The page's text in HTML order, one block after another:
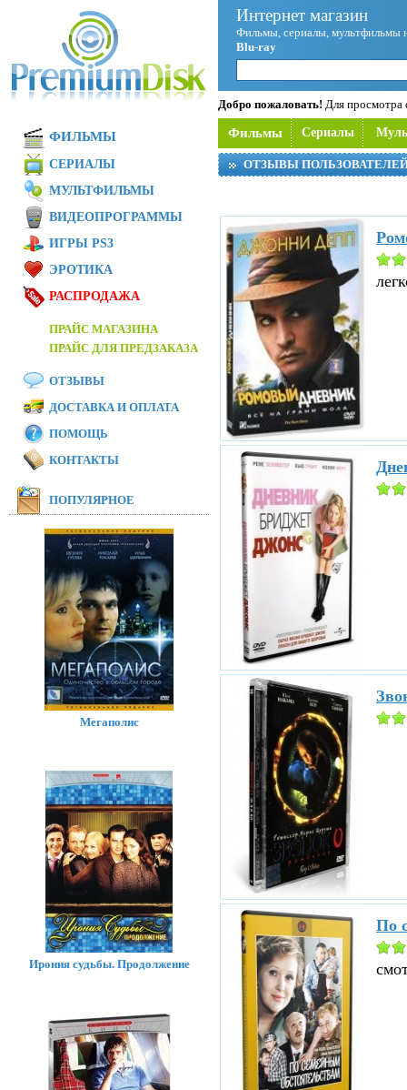
Интернет магазин
Фильмы, сериалы, мультфильмы
Blu-ray
Добро пожаловать! Для просмотра
Фильмы Сериалы
ОТЗЫВЫ
По
ФИЛЬМЫ
СЕРИАЛЫ
МУЛЬТФИЛЬМЫ
ВИДЕОПРОГРАММЫ
ИГРЫ PS3
ЭРОТИКА
РАСПРОДАЖА
ПРАЙС МАГАЗИНА
ПРАЙС ДЛЯ ПРЕДЗАКАЗА
ОТЗЫВЫ
ДОСТАВКА И ОПЛАТА
ПОМОЩЬ
КОНТАКТЫ
ПОПУЛЯРНОЕ
Мегаполис
Ирония судьбы. Продолжение